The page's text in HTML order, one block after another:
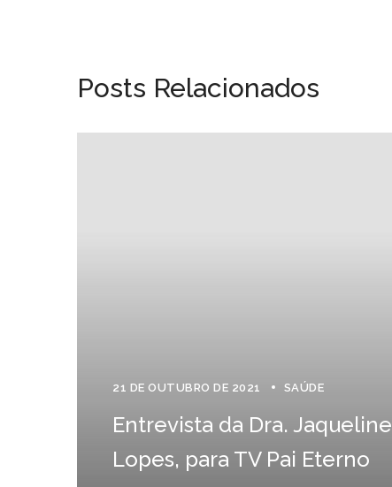
Posts Relacionados
21 DE OUTUBRO DE 2021 SAÚDE
Entrevista da Dra. Jaqueline
Lopes, para TV Pai Eterno